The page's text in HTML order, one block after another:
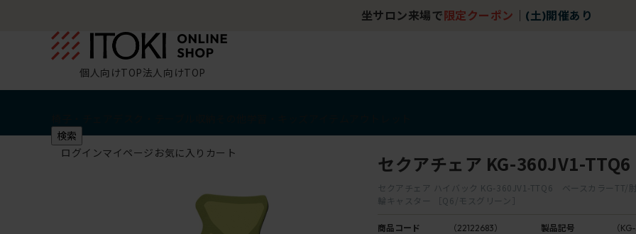
坐サロン来場で 限定クーポン (土)開催あり
個人向けTOP法人向けTOP
検索
ログインマイページ お気に入り カート セクアチェア KG-360JV1-TTQ6
セクアチェア ハイバック KG-360JV1-TTQ6 ベースカラーTT/
輪キャスター ［Q6/モスグリーン］
商品コード （22122683） 製品記号 （